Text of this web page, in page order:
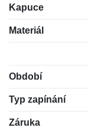
Kapuce
Materiál
Období
Typ zapínání
Záruka